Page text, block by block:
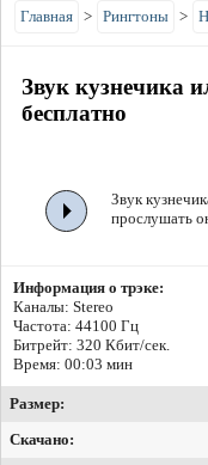
Главная > Рингтоны >
Звук кузнечика
бесплатно
Звук
прослушать
Информация о трэке:
Каналы: Stereo
Частота: 44100 Гц
Битрейт: 320 Кбит/сек.
Время: 00:03 мин
Размер:
Скачано: